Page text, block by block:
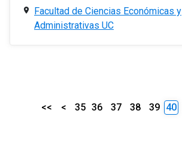
Facultad de Ciencias Económicas y
Administrativas UC
<< < 35 36 37 38 39 40